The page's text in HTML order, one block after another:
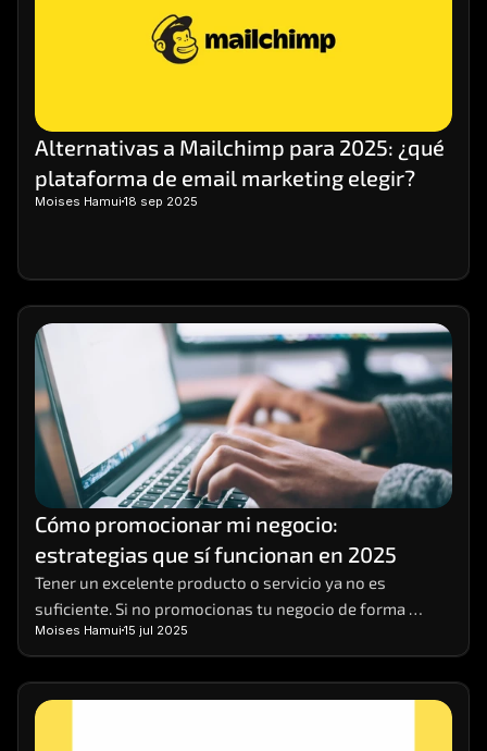
Alternativas a Mailchimp para 2025: ¿qué
plataforma de email marketing elegir?
Moises Hamui 18 sep 2025
Cómo promocionar mi negocio:
estrategias que sí funcionan en 2025
Tener un excelente producto o servicio ya no es
suficiente. Si no promocionas tu negocio de forma
efectiva, es muy probable que pases desapercibido.
Hoy, competir en entornos digitales requiere una
estrategia sólida, basada en datos, visibilidad
Moises Hamui 15 jul 2025